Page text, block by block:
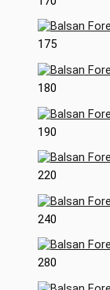
175
180
190
220
240
280